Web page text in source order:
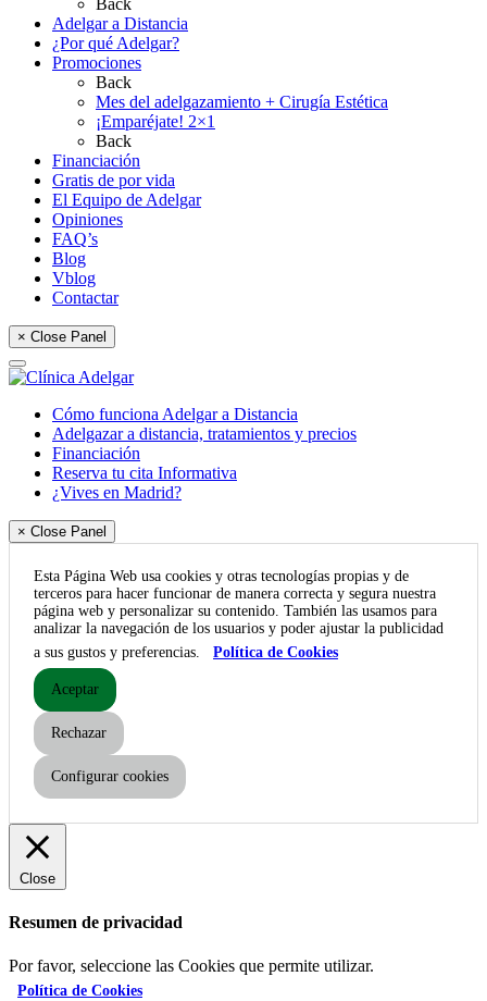
Back
Adelgar a Distancia
¿Por qué Adelgar?
Promociones
Back
Mes del adelgazamiento + Cirugía Estética
¡Emparéjate! 2×1
Back
Financiación
Gratis de por vida
El Equipo de Adelgar
Opiniones
FAQ’s
Blog
Vblog
Contactar
× Close Panel
Cómo funciona Adelgar a Distancia
Adelgazar a distancia, tratamientos y precios
Financiación
Reserva tu cita Informativa
¿Vives en Madrid?
× Close Panel
Esta Página Web usa cookies y otras tecnologías propias y de
terceros para hacer funcionar de manera correcta y segura nuestra
página web y personalizar su contenido. También las usamos para
analizar la navegación de los usuarios y poder ajustar la publicidad
a sus gustos y preferencias.
Política de Cookies
Aceptar
Rechazar
Configurar cookies
Close
Resumen de privacidad
Por favor, seleccione las Cookies que permite utilizar.
Política de Cookies